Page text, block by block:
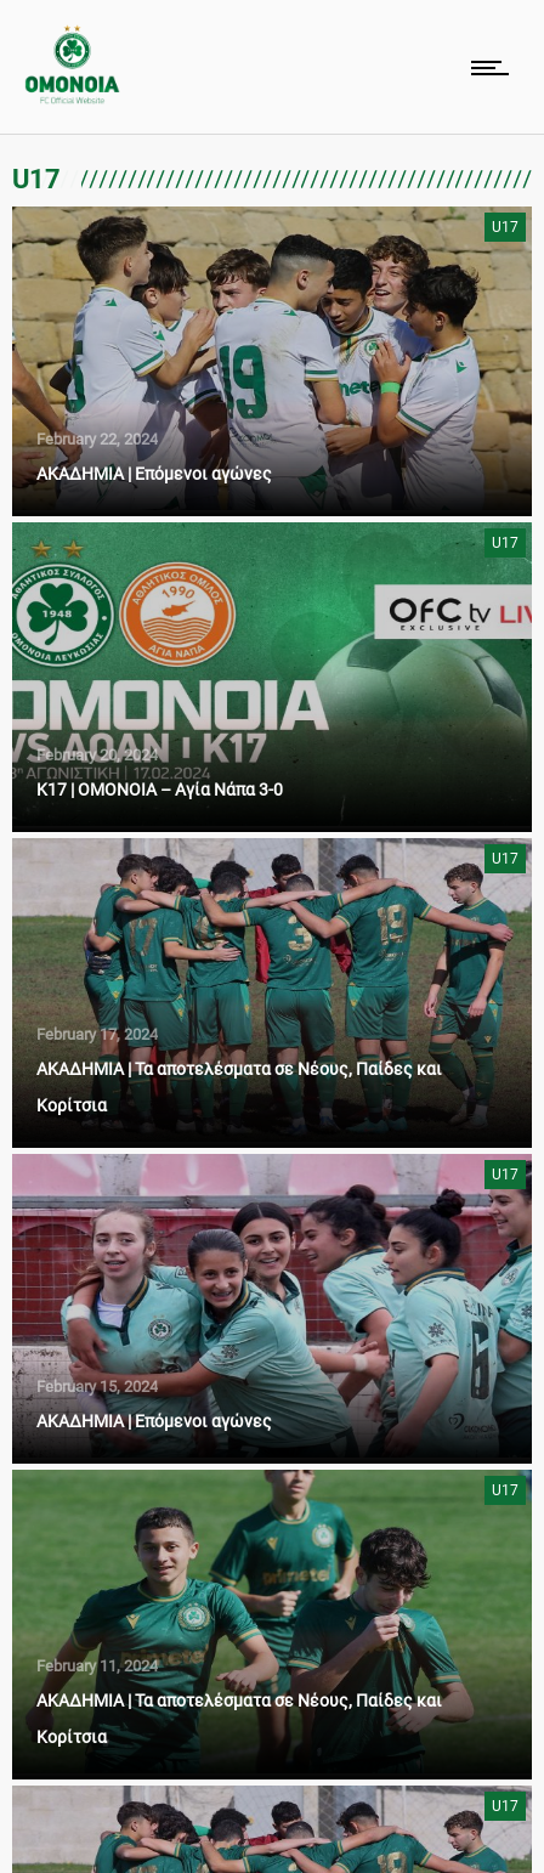
U17
U17
February 22, 2024
ΑΚΑΔΗΜΙΑ | Επόμενοι αγώνες
U17
February 20, 2024
Κ17 | ΟΜΟΝΟΙΑ – Αγία Νάπα 3-0
U17
February 17, 2024
ΑΚΑΔΗΜΙΑ | Τα αποτελέσματα σε Νέους, Παίδες και
Κορίτσια
U17
February 15, 2024
ΑΚΑΔΗΜΙΑ | Επόμενοι αγώνες
U17
February 11, 2024
ΑΚΑΔΗΜΙΑ | Τα αποτελέσματα σε Νέους, Παίδες και
Κορίτσια
U17